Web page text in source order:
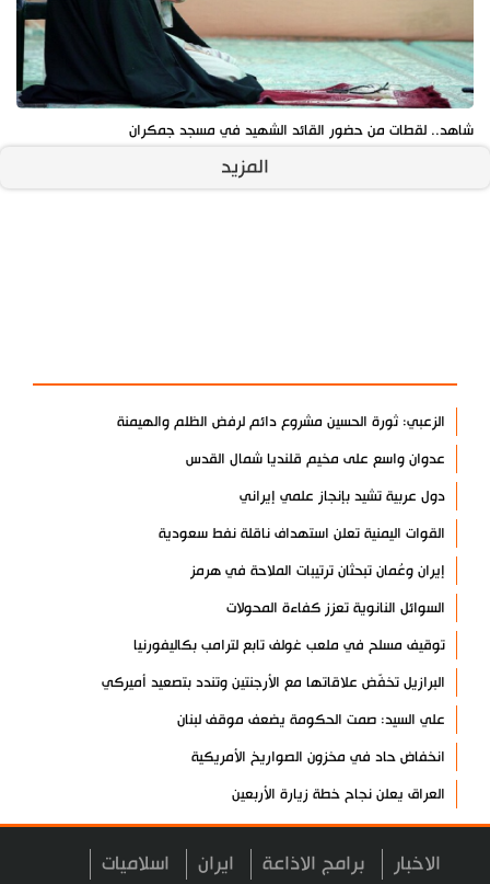
شاهد.. لقطات من حضور القائد الشهيد في مسجد جمكران
المزيد
الزعبي: ثورة الحسين مشروع دائم لرفض الظلم والهيمنة
عدوان واسع على مخيم قلنديا شمال القدس
دول عربية تشيد بإنجاز علمي إيراني
القوات اليمنية تعلن استهداف ناقلة نفط سعودية
إيران وعُمان تبحثان ترتيبات الملاحة في هرمز
السوائل النانوية تعزز كفاءة المحولات
توقيف مسلح في ملعب غولف تابع لترامب بكاليفورنيا
البرازيل تخفّض علاقاتها مع الأرجنتين وتندد بتصعيد أميركي
علي السيد: صمت الحكومة يضعف موقف لبنان
انخفاض حاد في مخزون الصواريخ الأمريكية
العراق يعلن نجاح خطة زيارة الأربعين
رضائي: إيران جاهزة للدفاع عن سيادتها
رئيس بلدية طهران يلتقي مع متولي العتبة الحسينية ومحافظ كربلاء
الاخبار برامج الاذاعة ايران اسلاميات